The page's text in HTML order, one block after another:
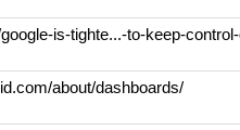
is-tighte...-to-keep-
about/dashboards/